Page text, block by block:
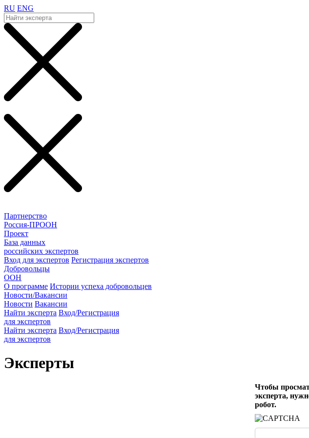
RU ENG
Партнерство
Россия-ПРООН
Проект
База данных
российских экспертов
Вход для экспертов Регистрация экспертов
Добровольцы
ООН
О программе Истории успеха добровольцев
Новости/Вакансии
Новости Вакансии
Найти эксперта Вход/Регистрация
для экспертов
Найти эксперта Вход/Регистрация
для экспертов
Эксперты
Чтобы
эксперта,
робот.